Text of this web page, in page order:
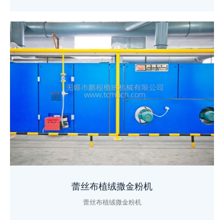
蕾丝布植绒撒金粉机
蕾丝布植绒撒金粉机